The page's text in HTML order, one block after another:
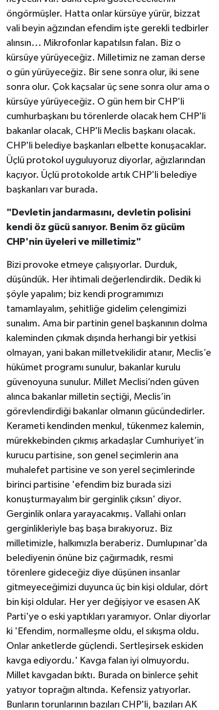
öngörmüşler. Hatta onlar kürsüye yürür, bizzat
vali beyin ağzından efendim işte gerekli tedbirler
alınsın... Mikrofonlar kapatılsın falan. Biz o
kürsüye yürüyeceğiz. Milletimiz ne zaman derse
o gün yürüyeceğiz. Bir sene sonra olur, iki sene
sonra olur. Çok kaçsalar üç sene sonra olur ama o
kürsüye yürüyeceğiz. O gün hem bir CHP'li
cumhurbaşkanı bu törenlerde olacak hem CHP'li
bakanlar olacak, CHP'li Meclis başkanı olacak.
CHP'li belediye başkanları elbette konuşacaklar.
Üçlü protokol uyguluyoruz diyorlar, ağızlarından
kaçıyor. Üçlü protokolde artık CHP'li belediye
başkanları var burada.
"Devletin jandarmasını, devletin polisini
kendi öz gücü sanıyor. Benim öz gücüm
CHP'nin üyeleri ve milletimiz"
Bizi provoke etmeye çalışıyorlar. Durduk,
düşündük. Her ihtimali değerlendirdik. Dedik ki
şöyle yapalım; biz kendi programımızı
tamamlayalım, şehitliğe gidelim çelengimizi
sunalım. Ama bir partinin genel başkanının dolma
kaleminden çıkmak dışında herhangi bir yetkisi
olmayan, yani bakan milletvekilidir atanır, Meclis’e
hükümet programı sunulur, bakanlar kurulu
güvenoyuna sunulur. Millet Meclisi’nden güven
alınca bakanlar milletin seçtiği, Meclis’in
görevlendirdiği bakanlar olmanın gücündedirler.
Kerameti kendinden menkul, tükenmez kalemin,
mürekkebinden çıkmış arkadaşlar Cumhuriyet’in
kurucu partisine, son genel seçimlerin ana
muhalefet partisine ve son yerel seçimlerinde
birinci partisine 'efendim biz burada sizi
konuşturmayalım bir gerginlik çıksın' diyor.
Gerginlik onlara yarayacakmış. Vallahi onları
gerginlikleriyle baş başa bırakıyoruz. Biz
milletimizle, halkımızla beraberiz. Dumlupınar'da
belediyenin önüne biz çağırmadık, resmi
törenlere gideceğiz diye düşünen insanlar
gitmeyeceğimizi duyunca üç bin kişi oldular, dört
bin kişi oldular. Her yer değişiyor ve esasen AK
Parti'ye o eski yaptıkları yaramıyor. Onlar diyorlar
ki 'Efendim, normalleşme oldu, el sıkışma oldu.
Onlar anketlerde güçlendi. Sertleşirsek eskiden
kavga ediyordu.' Kavga falan iyi olmuyordu.
Millet kavgadan bıktı. Burada on binlerce şehit
yatıyor toprağın altında. Kefensiz yatıyorlar.
Bunların torunlarının bazıları CHP'li, bazıları AK